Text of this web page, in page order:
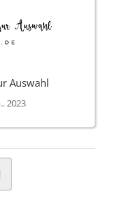
Auswahl
2023